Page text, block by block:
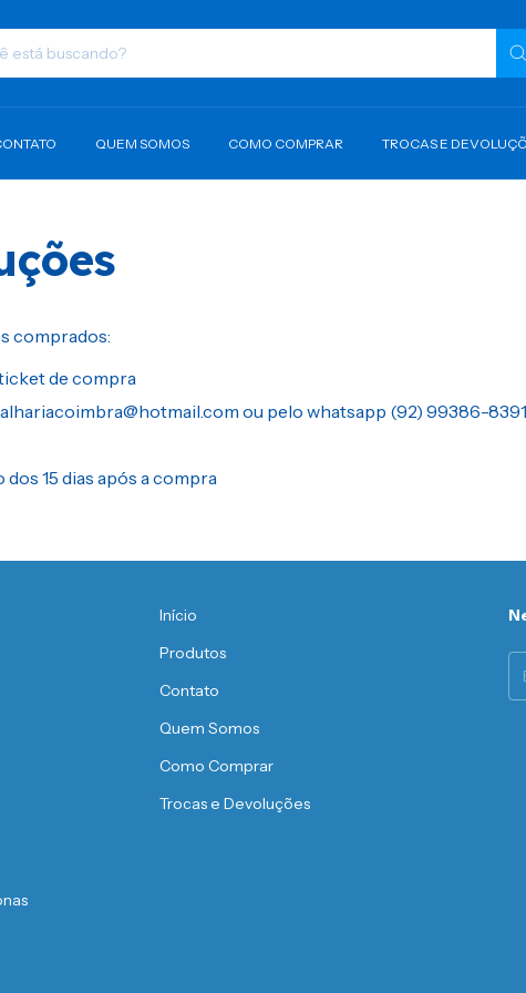
QUEM SOMOS COMO COMPRAR TROCAS E
comprados:
de compra
ou pelo whatsapp (92) 99386-
15 dias após a compra
Início
Produtos
Contato
Quem Somos
Como Comprar
Trocas e Devoluções